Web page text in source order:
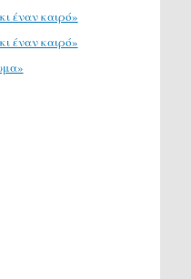
έναν καιρό»
έναν καιρό»